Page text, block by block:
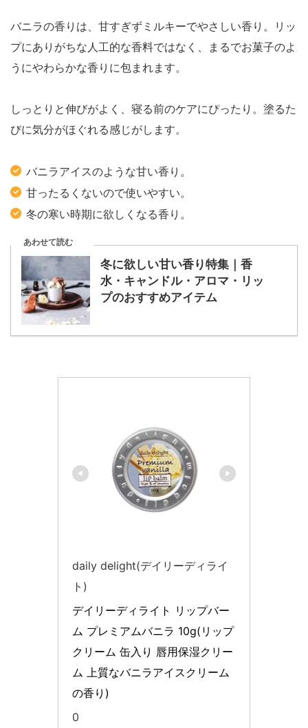
バニラの香りは、甘すぎずミルキーでやさしい香り。リッ
プにありがちな人工的な香料ではなく、まるでお菓子のよ
うにやわらかな香りに包まれます。
しっとりと伸びがよく、寝る前のケアにぴったり。塗るた
びに気分がほぐれる感じがします。
バニラアイスのような甘い香り。
甘ったるくないので使いやすい。
冬の寒い時期に欲しくなる香り。
あわせて読む
冬に欲しい甘い香り特集｜香
水・キャンドル・アロマ・リッ
プのおすすめアイテム
daily delight(デイリーディライ
ト)
デイリーディライト リップバー
ム プレミアムバニラ 10g(リップ
クリーム 缶入り 唇用保湿クリー
ム 上質なバニラアイスクリーム
の香り)
0